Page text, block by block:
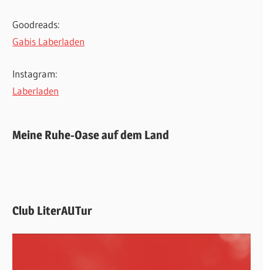
Goodreads:
Gabis Laberladen
Instagram:
Laberladen
Meine Ruhe-Oase auf dem Land
Club LiterAUTur